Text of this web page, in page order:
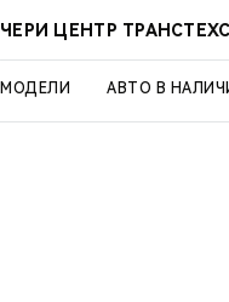
ЧЕРИ ЦЕНТР
МОДЕЛИ АВТО В